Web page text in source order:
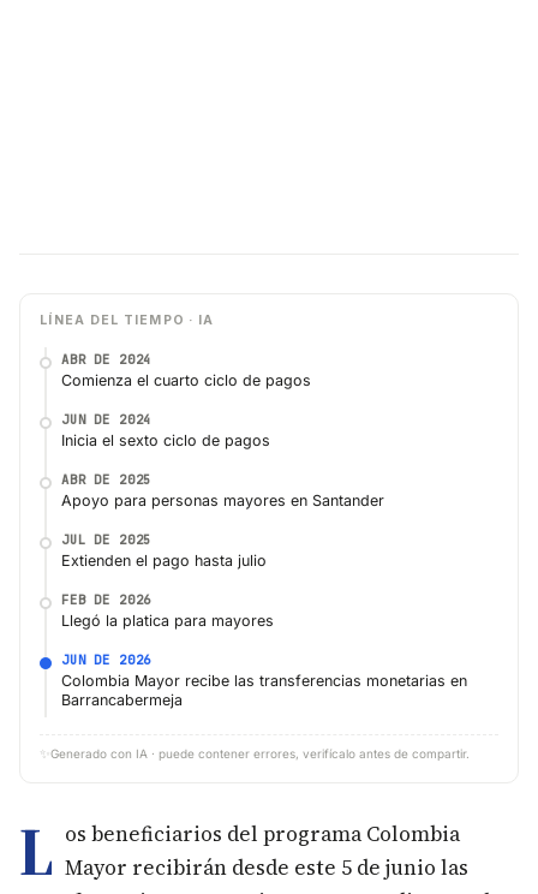
LÍNEA DEL TIEMPO · IA
ABR DE 2024
Comienza el cuarto ciclo de pagos
JUN DE 2024
Inicia el sexto ciclo de pagos
ABR DE 2025
Apoyo para personas mayores en Santander
JUL DE 2025
Extienden el pago hasta julio
FEB DE 2026
Llegó la platica para mayores
JUN DE 2026
Colombia Mayor recibe las transferencias monetarias en
Barrancabermeja
✨ Generado con IA · puede contener errores, verifícalo antes de compartir.
L os beneficiarios del programa Colombia
Mayor recibirán desde este 5 de junio las